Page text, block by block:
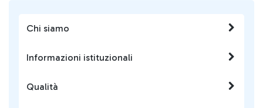
Chi siamo
Informazioni istituzionali
Qualità